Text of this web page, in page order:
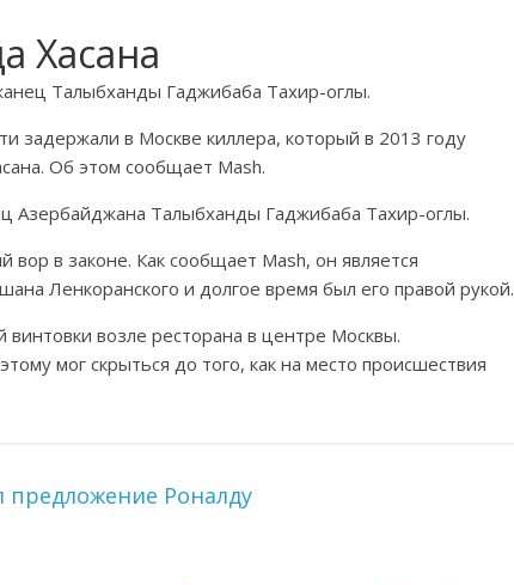
Хасана
Талыбханды Гаджибаба Тахир-оглы.
задержали в Москве киллера, который в 2013 году
Об этом сообщает Mash.
Азербайджана Талыбханды Гаджибаба Тахир-оглы.
в законе. Как сообщает Mash, он является
Ленкоранского и долгое время был его правой рукой.
возле ресторана в центре Москвы.
мог скрыться до того, как на место происшествия
предложение Роналду